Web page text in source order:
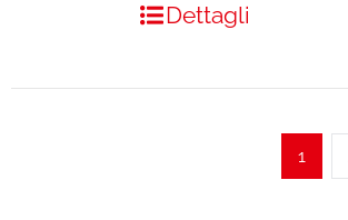
Dettagli
1